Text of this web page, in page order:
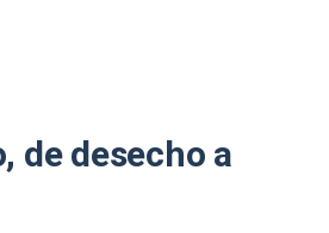
de desecho a